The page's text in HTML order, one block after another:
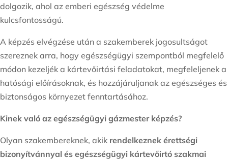
dolgozik, ahol az emberi egészség védelme
kulcsfontosságú.
A képzés elvégzése után a szakemberek jogosultságot
szereznek arra, hogy egészségügyi szempontból megfelelő
módon kezeljék a kártevőirtási feladatokat, megfeleljenek a
hatósági előírásoknak, és hozzájáruljanak az egészséges és
biztonságos környezet fenntartásához.
Kinek való az egészségügyi gázmester képzés?
Olyan szakembereknek, akik rendelkeznek érettségi
bizonyítvánnyal és egészségügyi kártevőirtó szakmai